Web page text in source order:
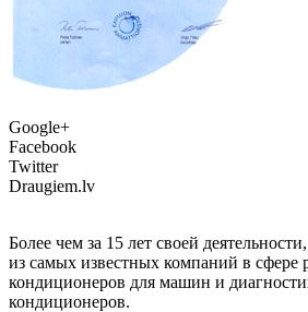
Google+
Facebook
Twitter
Draugiem.lv
Более чем за 15 лет своей
из самых известных компаний в сфере
кондиционеров для машин и
кондиционеров.